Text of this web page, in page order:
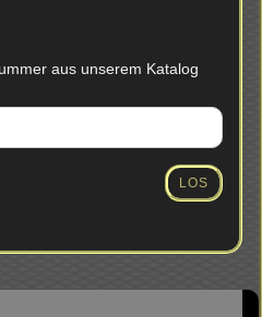
aus unserem Katalog
LOS